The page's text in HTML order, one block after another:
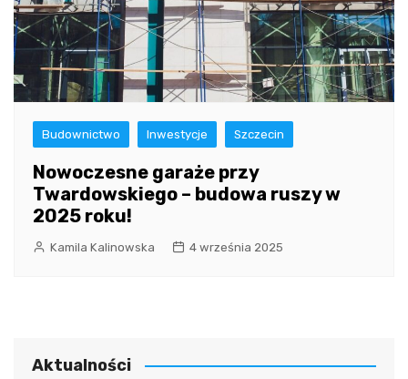
Budownictwo Inwestycje Szczecin
Nowoczesne garaże przy
Twardowskiego – budowa ruszy w
2025 roku!
Kamila Kalinowska 4 września 2025
Aktualności